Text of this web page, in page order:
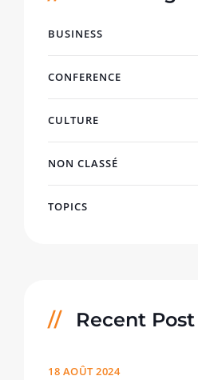
BUSINESS
CONFERENCE
CULTURE
NON CLASSÉ
TOPICS
Recent Post
18 AOÛT 2024